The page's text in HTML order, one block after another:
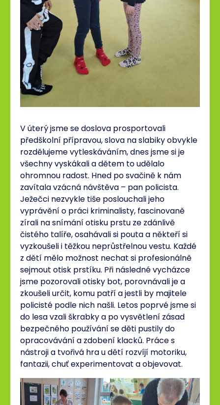
V úterý jsme se doslova prosportovali
předškolní přípravou, slova na slabiky obvykle
rozdělujeme vytleskáváním, dnes jsme si je
všechny vyskákali a dětem to udělalo
ohromnou radost. Hned po svačině k nám
zavítala vzácná návštěva – pan policista.
Ježečci nezvykle tiše poslouchali jeho
vyprávění o práci kriminalisty, fascinovaně
zírali na snímání otisku prstu ze zdánlivě
čistého talíře, osahávali si pouta a někteří si
vyzkoušeli i těžkou neprůstřelnou vestu. Každé
z dětí mělo možnost nechat si profesionálně
sejmout otisk prstíku. Při následné vycházce
jsme pozorovali otisky bot, porovnávali je a
zkoušeli určit, komu patří a jestli by majitele
policisté podle nich našli. Letos poprvé jsme si
do lesa vzali škrabky a po vysvětlení zásad
bezpečného používání se děti pustily do
opracovávání a zdobení klacků. Práce s
nástroji a tvořivá hra u dětí rozvíjí motoriku,
fantazii, chuť experimentovat a objevovat.